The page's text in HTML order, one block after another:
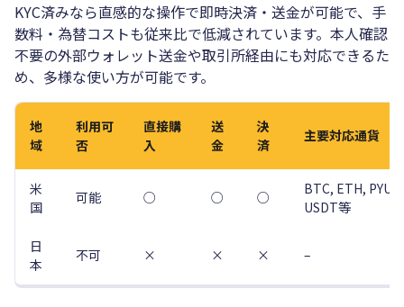
KYC済みなら直感的な操作で即時決済・送金が可能で、手
数料・為替コストも従来比で低減されています。本人確認
不要の外部ウォレット送金や取引所経由にも対応できるた
め、多様な使い方が可能です。
地
域
利用可
否
直接購
入
送
金
決
済
主要対応通貨
米
国
可能 ○ ○ ○
BTC, ETH,
USDT等
日
本
不可 × × × –